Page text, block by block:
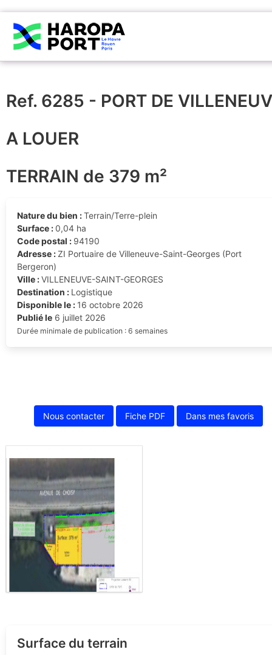
Ref. 6285 - PORT DE
A LOUER
TERRAIN de 379 m²
Nature du bien :Terrain/Terre-plein
Surface : 0,04 ha
Code postal : 94190
Adresse :ZI Portuaire de Villeneuve-Saint-Georges (Port
Bergeron)
Ville :VILLENEUVE-SAINT-GEORGES
Destination : Logistique
Disponible le : 16 octobre 2026
Publié le6 juillet 2026
Durée minimale de publication : 6 semaines
Nous contacter Fiche PDF Dans mes favoris
Surface du terrain